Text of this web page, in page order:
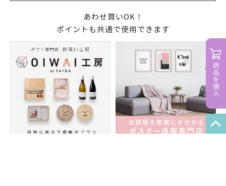
あわせ買いOK！
ポイントも共通で使用できます